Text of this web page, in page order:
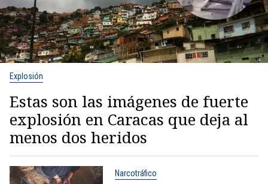
Explosión
Estas son las imágenes de fuerte
explosión en Caracas que deja al
menos dos heridos
Narcotráfico